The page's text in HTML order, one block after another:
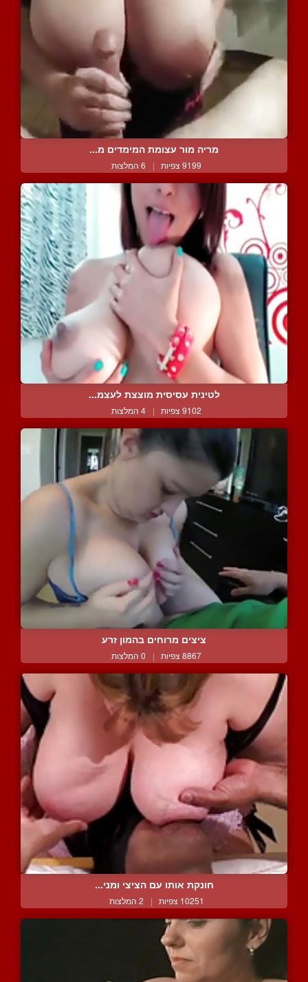
מריה מור עצומת המימדים מ...
9199 צפיות | 6 המלצות
לטינית עסיסית מוצצת לעצמ...
9102 צפיות | 4 המלצות
ציצים מרוחים בהמון זרע
8867 צפיות | 0 המלצות
חונקת אותו עם הציצי ומני...
10251 צפיות | 2 המלצות